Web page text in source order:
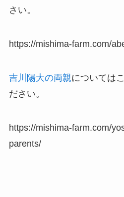
さい。
https://mishima-farm.com/
吉川陽大の両親については
ださい。
https://mishima-farm.com/
parents/